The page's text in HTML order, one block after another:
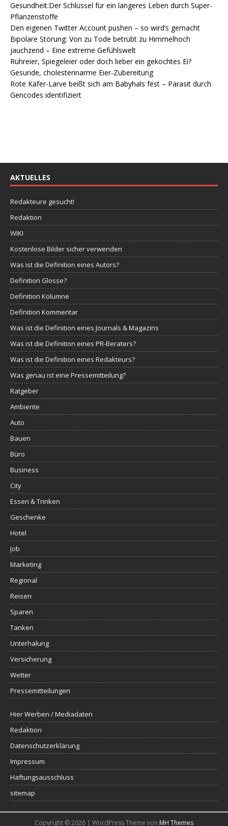
Gesundheit:Der Schlüssel für ein längeres Leben durch Super-
Pflanzenstoffe
Den eigenen Twitter Account pushen – so wird’s gemacht
Bipolare Störung: Von zu Tode betrübt zu Himmelhoch
jauchzend – Eine extreme Gefühlswelt
Rühreier, Spiegeleier oder doch lieber ein gekochtes Ei?
Gesunde, cholesterinarme Eier-Zubereitung
Rote Käfer-Larve beißt sich am Babyhals fest – Parasit durch
Gencodes identifiziert
AKTUELLES
Redakteure gesucht!
Redaktion
WIKI
Kostenlose Bilder sicher verwenden
Was ist die Definition eines Autors?
Definition Glosse?
Definition Kolumne
Definition Kommentar
Was ist die Definition eines Journals & Magazins
Was ist die Definition eines PR-Beraters?
Was ist die Definition eines Redakteurs?
Was genau ist eine Pressemitteilung?
Ratgeber
Ambiente
Auto
Bauen
Büro
Business
City
Essen & Trinken
Geschenke
Hotel
Job
Marketing
Regional
Reisen
Sparen
Tanken
Unterhalung
Versicherung
Wetter
Pressemitteilungen
Hier Werben / Mediadaten
Redaktion
Datenschutzerklärung
Impressum
Haftungsausschluss
sitemap
Copyright © 2026 | WordPress Theme von MH Themes